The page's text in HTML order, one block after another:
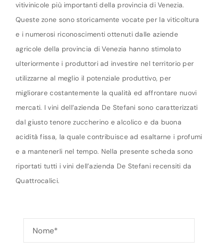
vitivinicole più importanti della provincia di Venezia.
Queste zone sono storicamente vocate per la viticoltura
e i numerosi riconoscimenti ottenuti dalle aziende
agricole della provincia di Venezia hanno stimolato
ulteriormente i produttori ad investire nel territorio per
utilizzarne al meglio il potenziale produttivo, per
migliorare costantemente la qualità ed affrontare nuovi
mercati. I vini dell’azienda De Stefani sono caratterizzati
dal giusto tenore zuccherino e alcolico e da buona
acidità fissa, la quale contribuisce ad esaltarne i profumi
e a mantenerli nel tempo. Nella presente scheda sono
riportati tutti i vini dell’azienda De Stefani recensiti da
Quattrocalici.